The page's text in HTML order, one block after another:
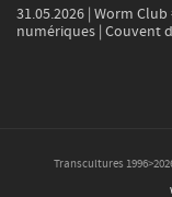
31.05.2026 | Worm
numériques | Couvent
Transcultures 1996>